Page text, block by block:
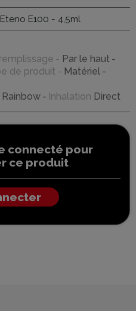
E100 - 4,5ml
Par le haut
de produit
Matériel
Rainbow Inhalation Direct
connecté pour
ce produit